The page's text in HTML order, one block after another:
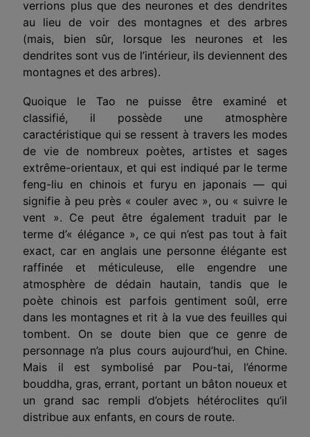
verrions plus que des neurones et des dendrites
au lieu de voir des montagnes et des arbres
(mais, bien sûr, lorsque les neurones et les
dendrites sont vus de l’intérieur, ils deviennent des
montagnes et des arbres).
Quoique le Tao ne puisse être examiné et
classifié, il possède une atmosphère
caractéristique qui se ressent à travers les modes
de vie de nombreux poètes, artistes et sages
extrême-orientaux, et qui est indiqué par le terme
feng-liu en chinois et furyu en japonais — qui
signifie à peu près « couler avec », ou « suivre le
vent ». Ce peut être également traduit par le
terme d’« élégance », ce qui n’est pas tout à fait
exact, car en anglais une personne élégante est
raffinée et méticuleuse, elle engendre une
atmosphère de dédain hautain, tandis que le
poète chinois est parfois gentiment soûl, erre
dans les montagnes et rit à la vue des feuilles qui
tombent. On se doute bien quece genre de
personnage n’a plus cours aujourd’hui, en Chine.
Mais il est symbolisé par Pou-tai, l’énorme
bouddha, gras, errant, portant un bâton noueux et
un grand sac rempli d’objets hétéroclites qu’il
distribue aux enfants, en cours de route.